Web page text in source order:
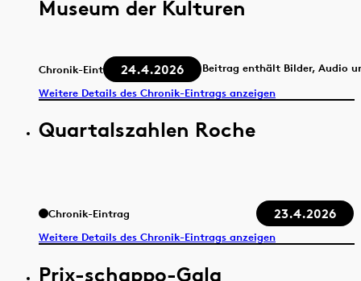
Museum der Kulturen
Chronik-Eintrag 24.4.2026
Beitrag enthält Bilder, Audio
Weitere Details des Chronik-Eintrags anzeigen
Quartalszahlen Roche
Chronik-Eintrag 23.4.2026
Weitere Details des Chronik-Eintrags anzeigen
Prix-schappo-Gala